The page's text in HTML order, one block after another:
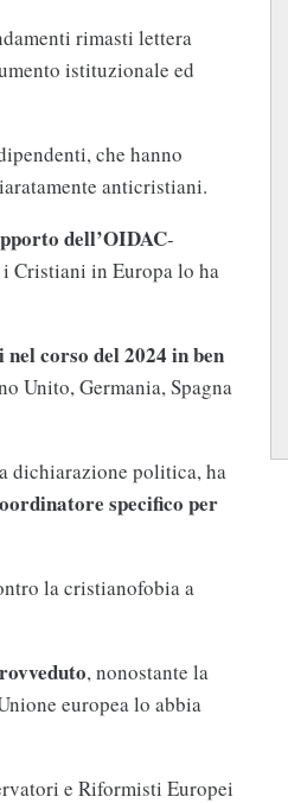
rimasti lettera
istituzionale ed
che hanno
anticristiani.
dell’OIDAC-
Cristiani in Europa lo ha
corso del 2024 in ben
Unito, Germania, Spagna
dichiarazione politica, ha
specifico per
la cristianofobia a
, nonostante la
europea lo abbia
e Riformisti Europei